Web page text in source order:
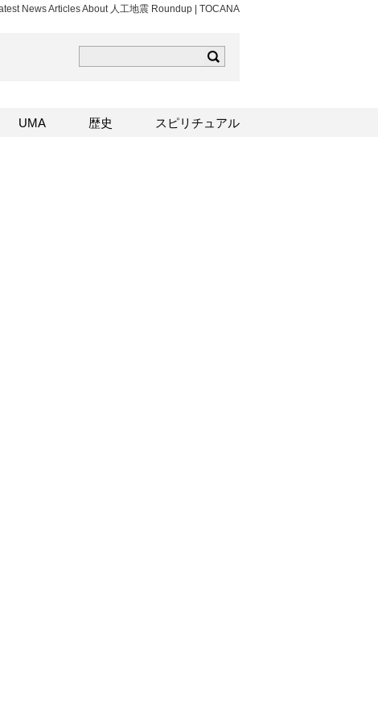
News Articles About 人工地震 Roundup | TOCANA
ら
はこちら
UMA 歴史 スピリチュアル